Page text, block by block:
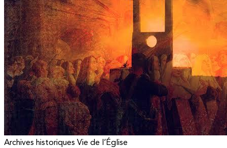
Archives historiques Vie de l’Église